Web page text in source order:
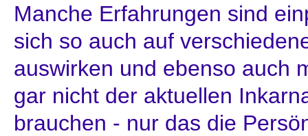
Manche Erfahrungen sind
sich so auch auf
auswirken und ebenso auch
gar nicht der aktuellen
brauchen - nur das die